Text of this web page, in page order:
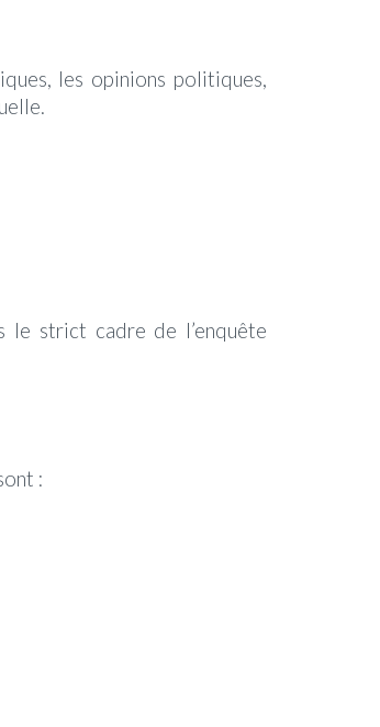
les opinions politiques,
le strict cadre de l’enquête
: